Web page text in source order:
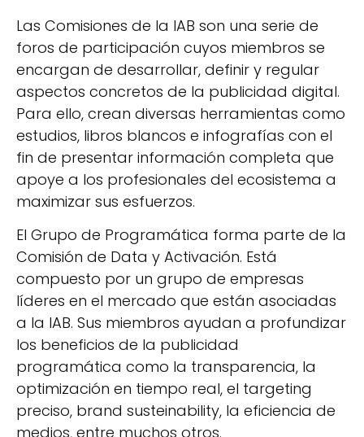
Las Comisiones de la IAB son una serie de
foros de participación cuyos miembros se
encargan de desarrollar, definir y regular
aspectos concretos de la publicidad digital.
Para ello, crean diversas herramientas como
estudios, libros blancos e infografías con el
fin de presentar información completa que
apoye a los profesionales del ecosistema a
maximizar sus esfuerzos.
El Grupo de Programática forma parte de la
Comisión de Data y Activación. Está
compuesto por un grupo de empresas
líderes en el mercado que están asociadas
a la IAB. Sus miembros ayudan a profundizar
los beneficios de la publicidad
programática como la transparencia, la
optimización en tiempo real, el targeting
preciso, brand susteinability, la eficiencia de
medios, entre muchos otros.